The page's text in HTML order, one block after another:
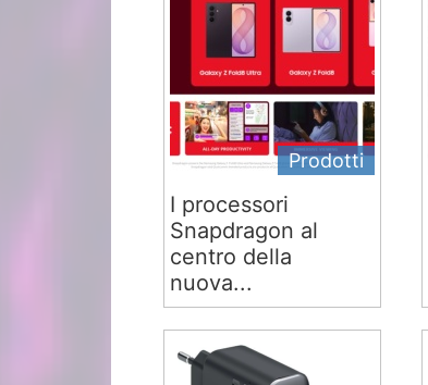
Prodotti
I processori
Snapdragon al
centro della
nuova...